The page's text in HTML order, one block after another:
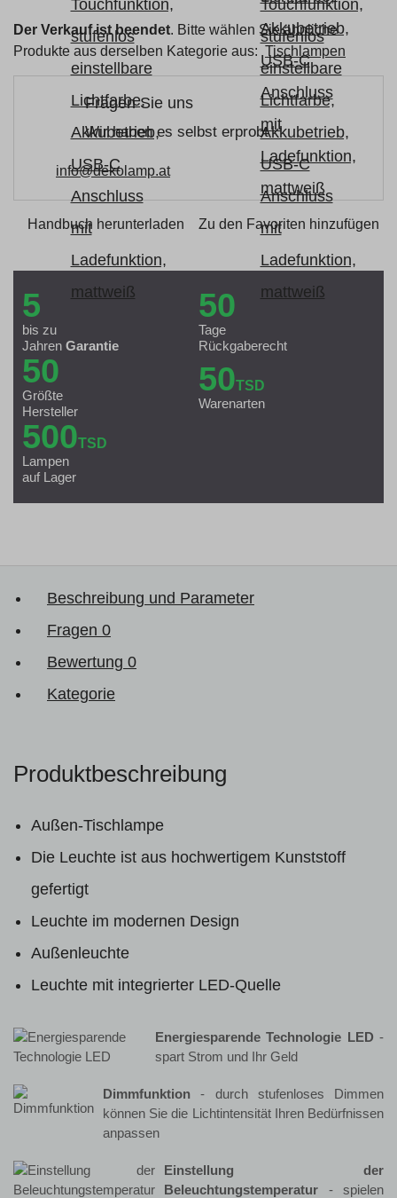
Der Verkauf ist beendet. Bitte wählen Sie ähnliche
Produkte aus derselben Kategorie aus: Tischlampen
Fragen Sie uns
Wir haben es selbst erprobt
info@dekolamp.at
Handbuch herunterladen Zu den Favoriten hinzufügen
5
bis zu
Jahren Garantie
50
Tage
Rückgaberecht
50
Größte
Hersteller
50TSD
Warenarten
500TSD
Lampen
auf Lager
Beschreibung und Parameter
Fragen 0
Bewertung 0
Kategorie
Produktbeschreibung
Außen-Tischlampe
Die Leuchte ist aus hochwertigem Kunststoff
gefertigt
Leuchte im modernen Design
Außenleuchte
Leuchte mit integrierter LED-Quelle
Energiesparende Technologie LED -
spart Strom und Ihr Geld
Dimmfunktion - durch stufenloses Dimmen
können Sie die Lichtintensität Ihren Bedürfnissen
anpassen
Einstellung der
Beleuchtungstemperatur - spielen